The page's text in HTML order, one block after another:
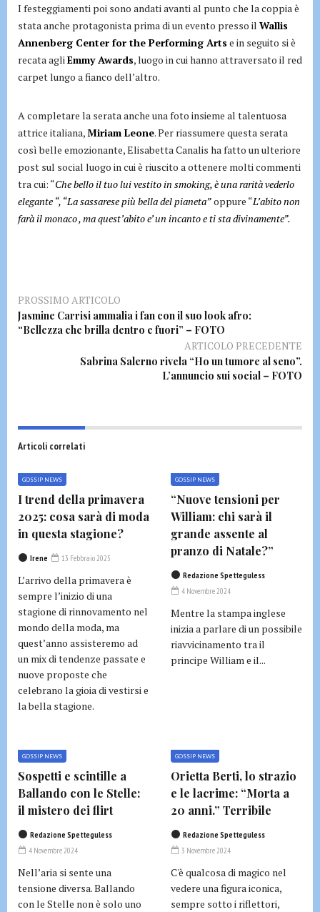
I festeggiamenti poi sono andati avanti al punto che la coppia è
stata anche protagonista prima di un evento presso il Wallis
Annenberg Center for the Performing Arts e in seguito si è
recata agli Emmy Awards, luogo in cui hanno attraversato il red
carpet lungo a fianco dell’altro.
A completare la serata anche una foto insieme al talentuosa
attrice italiana,Miriam Leone. Per riassumere questa serata
così belle emozionante, Elisabetta Canalis ha fatto un ulteriore
post sul social luogo in cui è riuscito a ottenere molti commenti
tra cui: “Che bello il tuo lui vestito in smoking, è una rarità vederlo
elegante “, “La sassarese più bella del pianeta”oppure “L’abito non
farà il monaco , ma quest’abito e’ un incanto e ti sta divinamente”.
PROSSIMO ARTICOLO
Jasmine Carrisi ammalia i fan con il suo look afro:
“Bellezza che brilla dentro e fuori” – FOTO
ARTICOLO PRECEDENTE
Sabrina Salerno rivela “Ho un tumore al seno”.
L’annuncio sui social – FOTO
Articoli correlati
GOSSIP NEWS
I trend della primavera
2025: cosa sarà di moda
in questa stagione?
Irene 13 Febbraio 2025
L’arrivo della primavera è
sempre l’inizio di una
stagione di rinnovamento nel
mondo della moda, ma
quest’anno assisteremo ad
un mix di tendenze passate e
nuove proposte che
celebrano la gioia di vestirsi e
la bella stagione.
GOSSIP NEWS
“Nuove tensioni per
William: chi sarà il
grande assente al
pranzo di Natale?”
Redazione Spetteguless
4 Novembre 2024
Mentre la stampa inglese
inizia a parlare di un possibile
riavvicinamento tra il
principe William e il...
GOSSIP NEWS
Sospetti e scintille a
Ballando con le Stelle:
il mistero dei flirt
Redazione Spetteguless
4 Novembre 2024
Nell’aria si sente una
tensione diversa. Ballando
con le Stelle non è solo uno
GOSSIP NEWS
Orietta Berti, lo strazio
e le lacrime: “Morta a
20 anni.” Terribile
Redazione Spetteguless
3 Novembre 2024
C'è qualcosa di magico nel
vedere una figura iconica,
sempre sotto i riflettori,